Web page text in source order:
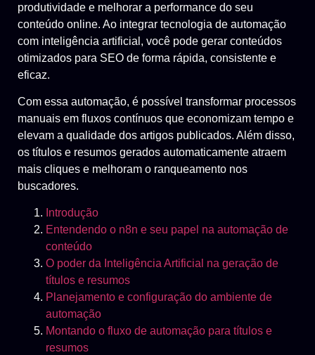
produtividade e melhorar a performance do seu
conteúdo online. Ao integrar tecnologia de automação
com inteligência artificial, você pode gerar conteúdos
otimizados para SEO de forma rápida, consistente e
eficaz.
Com essa automação, é possível transformar processos
manuais em fluxos contínuos que economizam tempo e
elevam a qualidade dos artigos publicados. Além disso,
os títulos e resumos gerados automaticamente atraem
mais cliques e melhoram o ranqueamento nos
buscadores.
Introdução
Entendendo o n8n e seu papel na automação de
conteúdo
O poder da Inteligência Artificial na geração de
títulos e resumos
Planejamento e configuração do ambiente de
automação
Montando o fluxo de automação para títulos e
resumos